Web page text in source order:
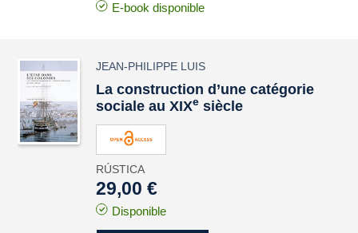
E-book disponible
JEAN-PHILIPPE LUIS
La construction d’une catégorie
sociale au XIXe siècle
RÚSTICA
29,00 €
Disponible